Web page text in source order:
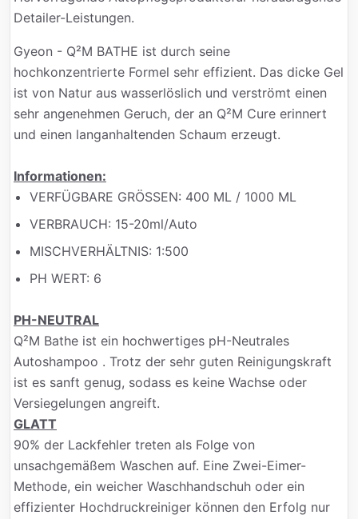
Detailer-Leistungen.
Gyeon - Q²M BATHE ist durch seine
hochkonzentrierte Formel sehr effizient. Das dicke Gel
ist von Natur aus wasserlöslich und verströmt einen
sehr angenehmen Geruch, der an Q²M Cure erinnert
und einen langanhaltenden Schaum erzeugt.
Informationen:
VERFÜGBARE GRÖSSEN: 400 ML / 1000 ML
VERBRAUCH: 15-20ml/Auto
MISCHVERHÄLTNIS: 1:500
PH WERT: 6
PH-NEUTRAL
Q²M Bathe ist ein hochwertiges pH-Neutrales
Autoshampoo . Trotz der sehr guten Reinigungskraft
ist es sanft genug, sodass es keine Wachse oder
Versiegelungen angreift.
GLATT
90% der Lackfehler treten als Folge von
unsachgemäßem Waschen auf. Eine Zwei-Eimer-
Methode, ein weicher Waschhandschuh oder ein
effizienter Hochdruckreiniger können den Erfolg nur